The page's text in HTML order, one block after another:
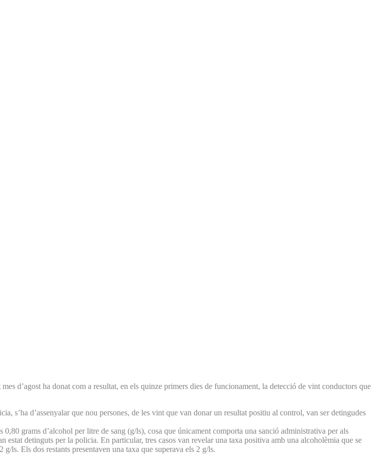
d’agost ha donat com a resultat, en els quinze primers dies de funcionament, la detecció de vint conductors que
s’ha d’assenyalar que nou persones, de les vint que van donar un resultat positiu al control, van ser detingudes
grams d’alcohol per litre de sang (g/ls), cosa que únicament comporta una sanció administrativa per als
detinguts per la policia. En particular, tres casos van revelar una taxa positiva amb una alcoholèmia que se
ls. Els dos restants presentaven una taxa que superava els 2 g/ls.